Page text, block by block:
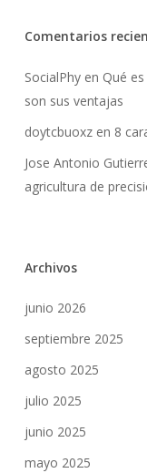
Comentarios
SocialPhyen Qué
son sus ventajas
doytcbuoxzen 8
Jose Antonio
agricultura de
Archivos
junio 2026
septiembre 2025
agosto 2025
julio 2025
junio 2025
mayo 2025